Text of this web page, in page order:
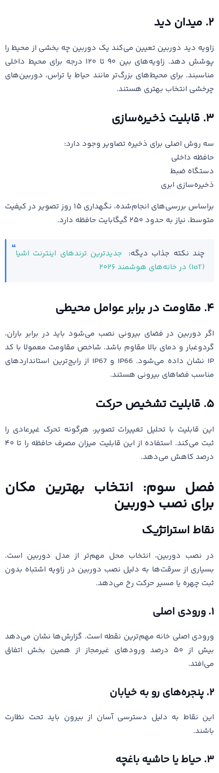
۲. میدان دید
زاویه دید دوربین تعیین می‌کند یک دوربین چه بخشی از محیط را
پوشش دهد. زاویه‌های بین ۹۰ تا ۱۲۰ درجه برای محیط داخلی
مناسبند. برای محیط‌های بزرگ‌تر مانند حیاط یا تراس، دوربین‌های
چرخشی انتخاب بهتری هستند.
۳. قابلیت ذخیره‌سازی
سه روش اصلی برای ذخیره تصاویر وجود دارد:
حافظه داخلی
دستگاه ضبط
ذخیره‌سازی ابری
براساس بررسی‌های انجام‌شده، نگهداری ۱۵ روز تصویر در کیفیت
متوسط، نیاز به حدود ۲۵۰ گیگابایت حافظه دارد.
چند نکته جذاب دیگه: جدیدترین ترندهای اینترنت اشیا
(IoT) در خانه‌های هوشمند ۲۰۲۶
۴. مقاومت در برابر عوامل محیطی
اگر دوربین در فضای بیرونی نصب می‌شود باید در برابر باران،
گردوغبار و دمای بالا مقاوم باشد. شاخص مقاومت معمولا با کد
IP نشان داده می‌شود. IP66 و IP67 از رایج‌ترین استانداردهای
مناسب فضاهای بیرونی هستند.
۵. قابلیت تشخیص حرکت
این قابلیت با تحلیل تغییرات تصویر، هرگونه تحرک غیرعادی را
ثبت می‌کند. استفاده از این قابلیت میزان مصرف حافظه را تا ۴۰
درصد کاهش می‌دهد.
فصل سوم: انتخاب بهترین مکان
برای نصب دوربین
نقاط استراتژیک
در نصب دوربین، انتخاب محل مهم‌تر از مدل دوربین است.
بسیاری از سرقت‌ها به دلیل نصب دوربین در زاویه اشتباه بدون
ثبت چهره یا مسیر حرکت رخ می‌دهد.
۱. ورودی اصلی
ورودی اصلی خانه مهم‌ترین نقطه است. گزارش‌ها نشان می‌دهد
بیش از ۵۰ درصد ورودهای غیرمجاز از همین بخش اتفاق
می‌افتد.
۲. پنجره‌های رو به خیابان
این نقاط به دلیل دسترسی آسان از بیرون باید تحت نظارت
باشند.
۳. حیاط یا حاشیه باغچه